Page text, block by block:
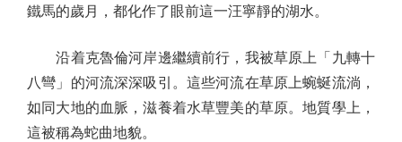
鐵馬的歲月，都化作了眼前這一汪寧靜的湖水。
沿着克魯倫河岸邊繼續前行，我被草原上「九轉十
八彎」的河流深深吸引。這些河流在草原上蜿蜒流淌，
如同大地的血脈，滋養着水草豐美的草原。地質學上，
這被稱為蛇曲地貌。